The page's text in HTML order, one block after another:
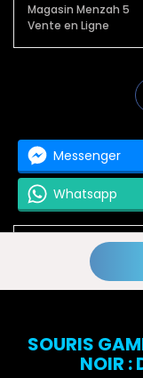
Magasin Menzah 5
Vente en Ligne
Messenger
Whatsapp
Prévenez-
SOURIS
NOIR :